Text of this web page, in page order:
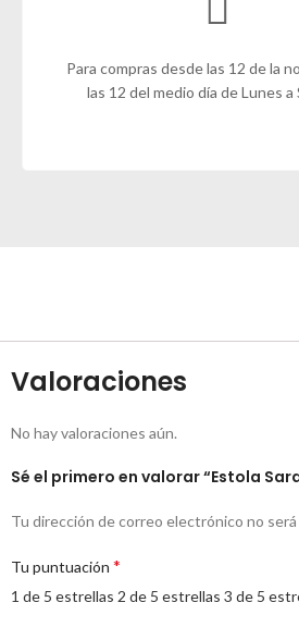
Para compras desde las 12 de la
las 12 del medio día de Lunes a
Valoraciones
No hay valoraciones aún.
Sé el primero en valorar “Estola
Tu dirección de correo electrónico no será
Tu puntuación *
1 de 5 estrellas 2 de 5 estrellas 3 de 5